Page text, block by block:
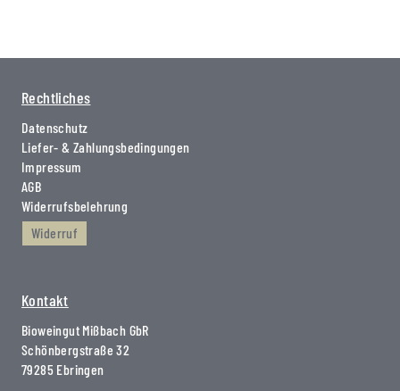
Rechtliches
Datenschutz
Liefer- & Zahlungsbedingungen
Impressum
AGB
Widerrufsbelehrung
Widerruf
Kontakt
Bioweingut Mißbach GbR
Schönbergstraße 32
79285 Ebringen